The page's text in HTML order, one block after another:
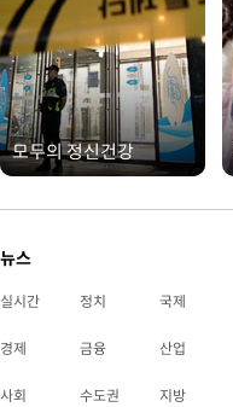
모두의 정신건강
뉴스
실시간 정치 국제
경제 금융 산업
사회 수도권 지방